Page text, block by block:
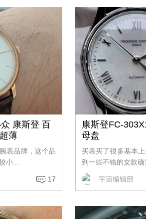
康斯登 百
薄
表品牌，这个品
小...
17
康斯登FC-
母盘
买表买了很多基本
到一些不错的女款
宇宙编辑部